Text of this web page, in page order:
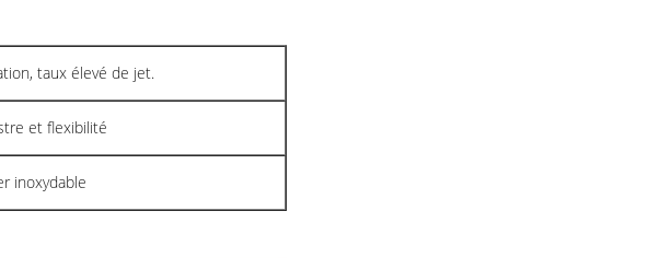
taux élevé de jet.
et flexibilité
inoxydable